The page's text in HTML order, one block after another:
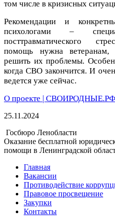
том числе в кризисных
Рекомендации и
психологами –
посттравматического
помощь нужна
решить их проблемы.
когда СВО закончится. И
ведется уже сейчас.
О проекте | СВОИРОДНЫЕ.РФ
25.11.2024
Госбюро Ленобласти
Оказание бесплатной
помощи в Ленинградской
Главная
Вакансии
Противодействие
Правовое просвещение
Закупки
Контакты